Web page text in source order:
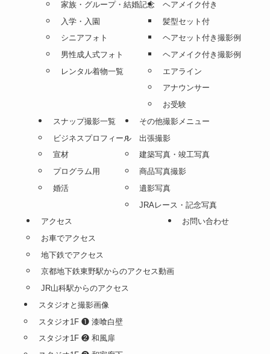
記念写真 一覧
成人式
卒業
七五三
お宮参り
入学・入園
シニアフォト
男性成人式フォト
レンタル着物一覧
証明写真 撮影 一覧
証明写真
就活
就活証明写真
学割インターン
学割プラン
ヘアメイク付き
髪型セット付
ヘアセット付き撮影例
ヘアメイク付き撮影例
エアライン
アナウンサー
お受験
スナップ撮影一覧
ビジネスプロフィール
宣材
プログラム用
婚活
その他撮影メニュー
商品写真撮影
アクセス
お車でアクセス